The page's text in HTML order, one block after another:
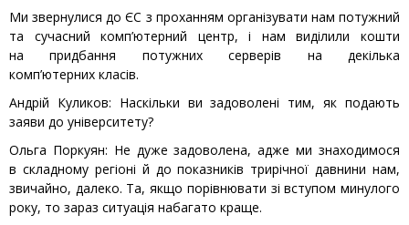
Ми звернулися до ЄС з проханням організувати нам потужний
та сучасний комп’ютерний центр, і нам виділили кошти
на придбання потужних серверів на декілька
комп’ютерних класів.
Андрій Куликов: Наскільки ви задоволені тим, як подають
заяви до університету?
Ольга Поркуян: Не дуже задоволена, адже ми знаходимося
в складному регіоні й до показників трирічної давнини нам,
звичайно, далеко. Та, якщо порівнювати зі вступом минулого
року, то зараз ситуація набагато краще.